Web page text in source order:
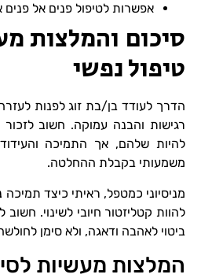
אפשרות לטיפול פנים אל פנים
סיכום והמלצות
טיפול נפשי
הדרך לעודד בן/בת זוג לפנות
רגישות והבנה עמוקה. חשוב
להיות שלהם, אך התמיכה והעידוד
משמעותי בקבלת ההחלטה.
מניסיוני כמטפל, ראיתי כיצד
להוות קטליזטור חיובי לשינוי.
ביטוי לאהבה ודאגה, ולא סימן
המלצות מעשיות